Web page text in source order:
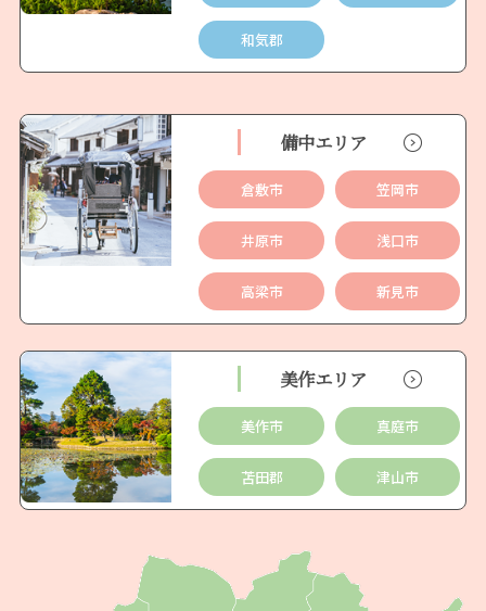
和気郡
備中エリア
倉敷市 笠岡市
井原市 浅口市
高梁市 新見市
美作エリア
美作市 真庭市
苫田郡 津山市